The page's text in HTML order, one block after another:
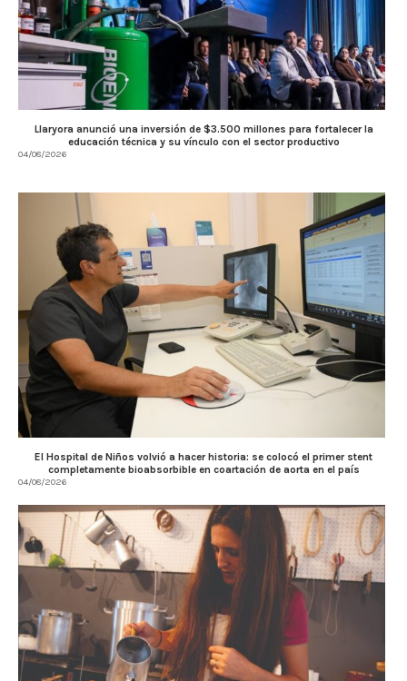
Llaryora anunció una inversión de $3.500 millones para fortalecer la
educación técnica y su vínculo con el sector productivo
04/08/2026
El Hospital de Niños volvió a hacer historia: se colocó el primer stent
completamente bioabsorbible en coartación de aorta en el país
04/08/2026